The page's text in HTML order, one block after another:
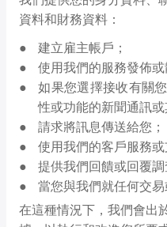
資料和財務資料：
建立雇主帳戶；
使用我們的服務發佈或
如果您選擇接收有關
性或功能的新聞通訊或
請求將訊息傳送給您；
使用我們的客戶服務
提供我們回饋或回覆調
當您與我們就任何交易
在這種情況下，我們會出